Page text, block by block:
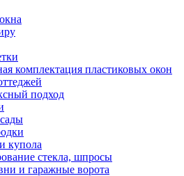
комплектация пластиковых окон
подход
купола
стекла, шпросы
и гаражные ворота